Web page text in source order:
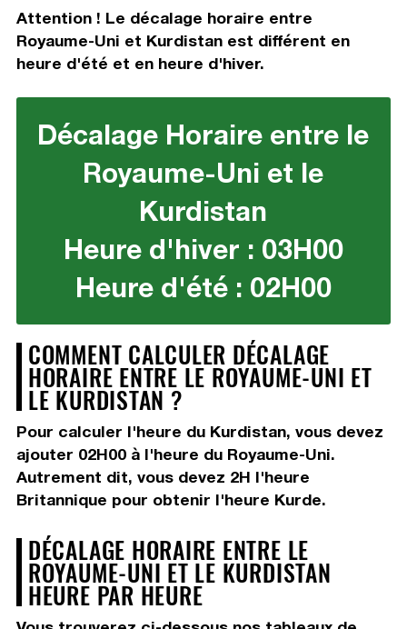
Attention ! Le décalage horaire entre
Royaume-Uni et Kurdistan est différent en
heure d'été et en heure d'hiver.
Décalage Horaire entre le
Royaume-Uni et le
Kurdistan
Heure d'hiver : 03H00
Heure d'été : 02H00
COMMENT CALCULER DÉCALAGE
HORAIRE ENTRE LE ROYAUME-UNI ET
LE KURDISTAN ?
Pour calculer l'heure du Kurdistan, vous devez
ajouter 02H00à l'heure du Royaume-Uni.
Autrement dit, vous devez 2H l'heure
Britannique pour obtenir l'heure Kurde.
DÉCALAGE HORAIRE ENTRE LE
ROYAUME-UNI ET LE KURDISTAN
HEURE PAR HEURE